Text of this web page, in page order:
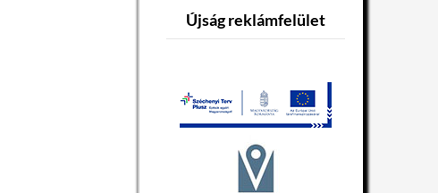
Újság reklámfelület